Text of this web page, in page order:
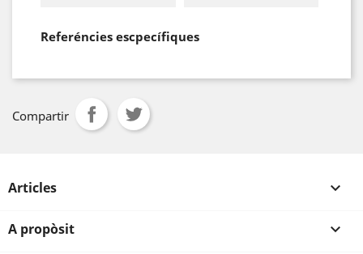
Referéncies escpecífiques
Compartir
Articles 
A propòsit 